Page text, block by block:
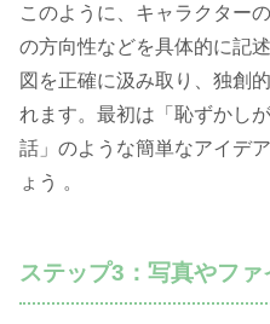
このように、キャラクター
の方向性などを具体的に記
図を正確に汲み取り、独創
れます。最初は「恥ずかし
話」のような簡単なアイデ
ょう 。
ステップ3：写真やフ